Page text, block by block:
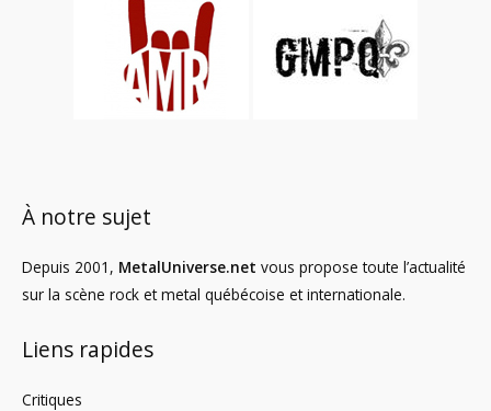
À notre sujet
Depuis 2001, MetalUniverse.net vous propose toute l’actualité
sur la scène rock et metal québécoise et internationale.
Liens rapides
Critiques